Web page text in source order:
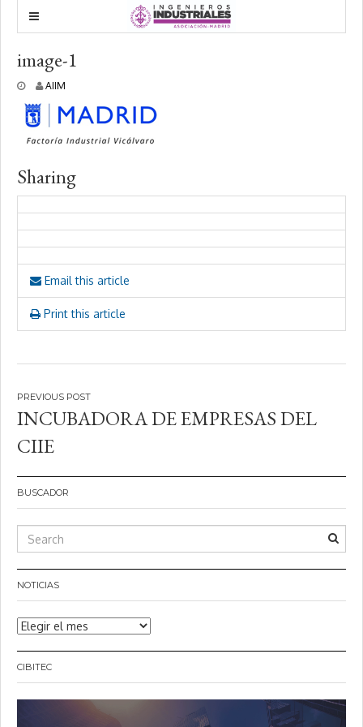
image-1
j
u
n
o
,
2
AIIM
Sharing
Email this article
Print this article
Navegación
de
entradas
INCUBADORA DE EMPRESAS DEL
CIIE
BUSCADOR
NOTICIAS
Noticias
CIBITEC